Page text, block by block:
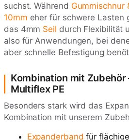
suchst. Während Gummischnur
10mm eher für schwere Lasten
das 4mm Seil durch Flexibilität
also für Anwendungen, bei
aber schnelle Befestigung
Kombination mit Zubehör
Multiflex PE
Besonders stark wird das
Kombination mit unserem
Expanderband für